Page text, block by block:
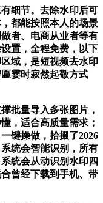
细节。去除水印后可
都能按照本人的场景
者、电商从业者等有
置，全程免费，以下
域，是短视频去水印
霎时寂然起敬方式
量导入多张图片，
，适合高质量需求；
键操做，拾掇了2026
统会智能识别，所有
统会从动识别水印四
曾经下载到手机、带